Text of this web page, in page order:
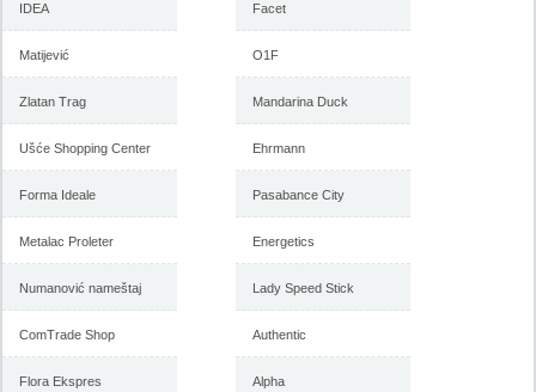
IDEA
Matijević
Zlatan Trag
Ušće Shopping Center
Forma Ideale
Metalac Proleter
Numanović nameštaj
ComTrade Shop
Flora Ekspres
Facet
O1F
Mandarina Duck
Ehrmann
Pasabance City
Energetics
Lady Speed Stick
Authentic
Alpha